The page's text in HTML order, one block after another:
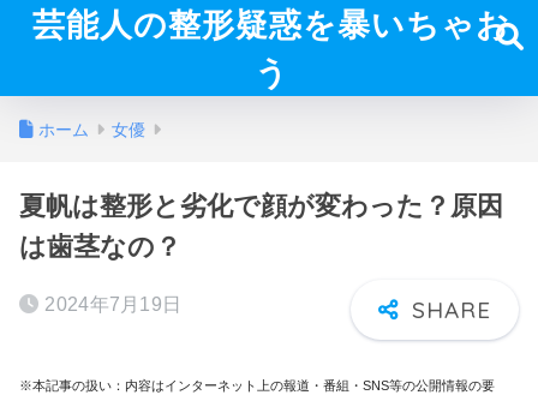
芸能人の整形疑惑を暴いちゃお
う
ホーム 女優
夏帆は整形と劣化で顔が変わった？原因
は歯茎なの？
2024年7月19日
※本記事の扱い：内容はインターネット上の報道・番組・SNS等の公開情報の要